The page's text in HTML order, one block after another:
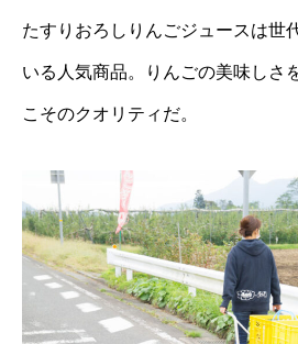
たすりおろしりんごジュースは世
いる人気商品。りんごの美味しさ
こそのクオリティだ。